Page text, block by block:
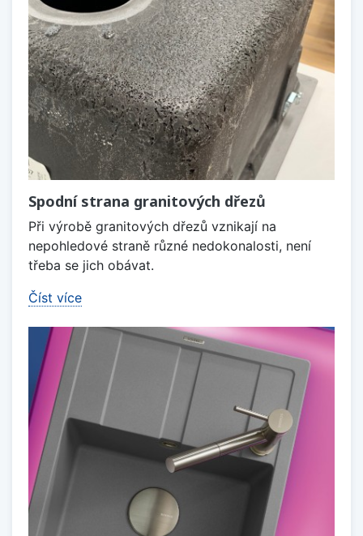
Spodní strana granitových dřezů
Při výrobě granitových dřezů vznikají na
nepohledové straně různé nedokonalosti, není
třeba se jich obávat.
Číst více